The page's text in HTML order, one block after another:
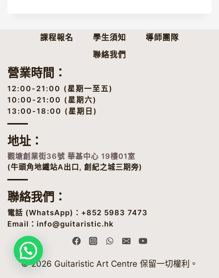
杰
課程報名 學生須知
導師團隊
聯絡我們
營業時間：
12:00-21:00 (星期一至五)
10:00-21:00 (星期六)
13:00-18:00 (星期日)
地址：
觀塘創業街36號 華基中心 19樓01室
(牛頭角地鐵站A出口, 創紀之城三期旁)
聯絡我們：
電話 (WhatsApp)：+852 5983 7473
Email： info@guitaristic.hk
© 2026 Guitaristic Art Centre 保留一切權利。